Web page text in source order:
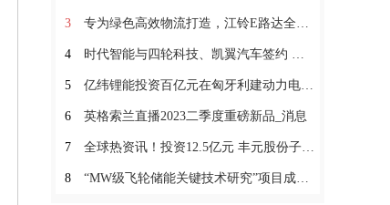
3 专为绿色高效物流打造，江铃E路达全球首发在即
4 时代智能与四轮科技、凯翼汽车签约 构建“三位一体”模式-头条焦点
5 亿纬锂能投资百亿元在匈牙利建动力电池项目_当前关注
6 英格索兰直播2023二季度重磅新品_消息
7 全球热资讯！投资12.5亿元 丰元股份子公司拟建锂电池高能正极材料项目
8 “MW级飞轮储能关键技术研究”项目成功并网